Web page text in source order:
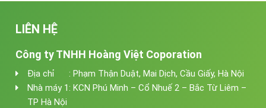
LIÊN HỆ
Công ty TNHH Hoàng Việt Coporation
Địa chỉ : Phạm Thận Duật, Mai Dịch, Cầu Giấy, Hà Nội
Nhà máy 1: KCN Phú Minh – Cổ Nhuế 2 – Bắc Từ Liêm –
TP Hà Nội